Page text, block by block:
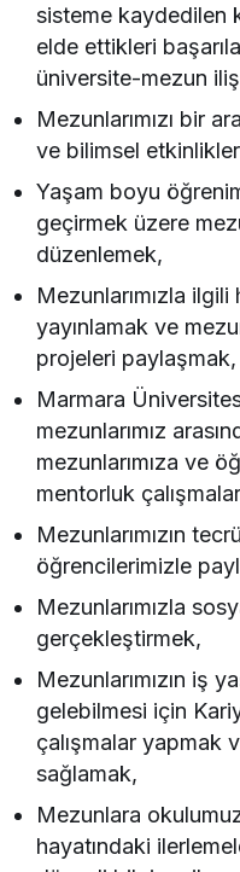
sisteme kaydedilen
elde ettikleri
üniversite-mezun
Mezunlarımızı bir
ve bilimsel
Yaşam boyu
geçirmek üzere
düzenlemek,
Mezunlarımızla
yayınlamak ve
projeleri paylaşmak,
Marmara
mezunlarımız
mezunlarımıza ve
mentorluk
Mezunlarımızın
öğrencilerimizle
Mezunlarımızla
gerçekleştirmek,
Mezunlarımızın iş
gelebilmesi için
çalışmalar yapmak
sağlamak,
Mezunlara
hayatındaki